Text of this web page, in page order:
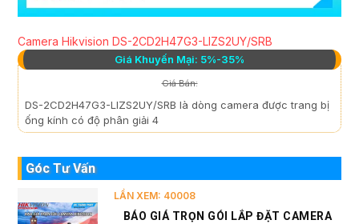
Camera Hikvision DS-2CD2H47G3-LIZS2UY/SRB
Giá Khuyến Mại: 5%-35%
Giá Bán:
DS-2CD2H47G3-LIZS2UY/SRB là dòng camera được trang bị
ống kính có độ phân giải 4
Góc Tư Vấn
LẦN XEM: 40008
BÁO GIÁ TRỌN GÓI LẮP ĐẶT CAMERA